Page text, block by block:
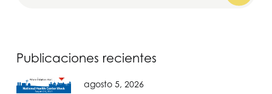
Publicaciones recientes
agosto 5, 2026